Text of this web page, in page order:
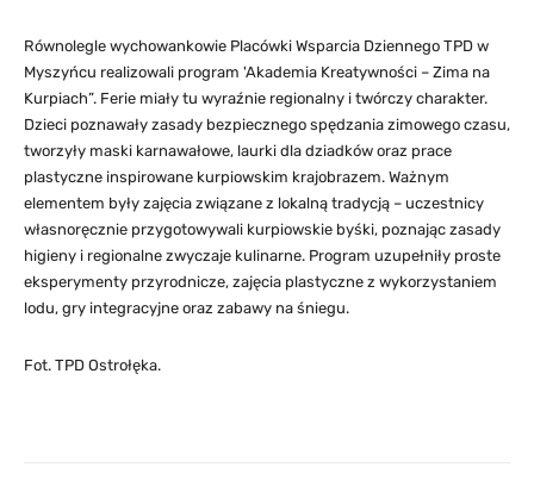
Równolegle wychowankowie Placówki Wsparcia Dziennego TPD w
Myszyńcu realizowali program 'Akademia Kreatywności – Zima na
Kurpiach”. Ferie miały tu wyraźnie regionalny i twórczy charakter.
Dzieci poznawały zasady bezpiecznego spędzania zimowego czasu,
tworzyły maski karnawałowe, laurki dla dziadków oraz prace
plastyczne inspirowane kurpiowskim krajobrazem. Ważnym
elementem były zajęcia związane z lokalną tradycją – uczestnicy
własnoręcznie przygotowywali kurpiowskie byśki, poznając zasady
higieny i regionalne zwyczaje kulinarne. Program uzupełniły proste
eksperymenty przyrodnicze, zajęcia plastyczne z wykorzystaniem
lodu, gry integracyjne oraz zabawy na śniegu.
Fot. TPD Ostrołęka.